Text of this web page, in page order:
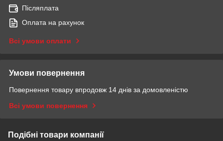
Післяплата
Оплата на рахунок
Всі умови оплати
Умови повернення
Повернення товару впродовж 14 днів за домовленістю
Всі умови повернення
Подібні товари компанії